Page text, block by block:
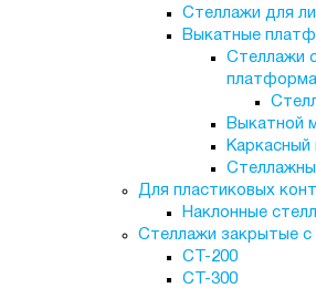
Стеллажи для
Выкатные
Стеллажи
Выкатной
Каркасный
Для пластиковых
Наклонные
Стеллажи закрытые с
СТ-200
СТ-300